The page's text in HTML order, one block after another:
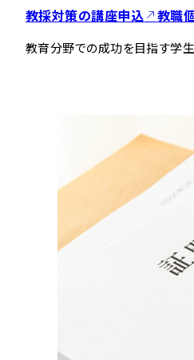
教採対策の講座申込 教職
教育分野での成功を目指す学